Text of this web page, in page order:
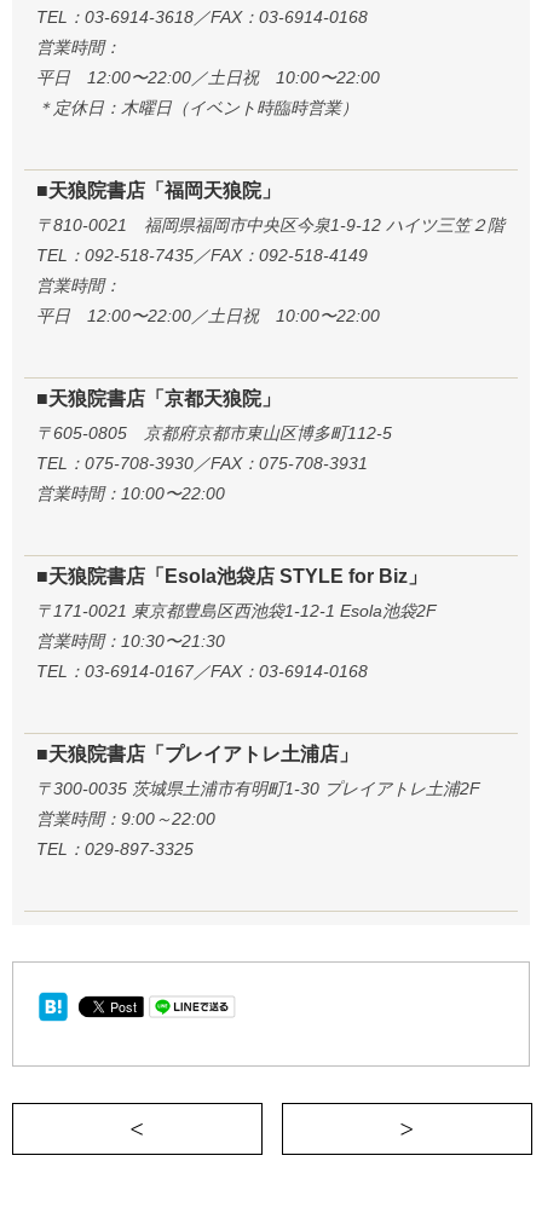
TEL：03-6914-3618／FAX：03-6914-0168
営業時間：
平日 12:00〜22:00／土日祝 10:00〜22:00
＊定休日：木曜日（イベント時臨時営業）
■天狼院書店「福岡天狼院」
〒810-0021 福岡県福岡市中央区今泉1-9-12 ハイツ三笠２階
TEL：092-518-7435／FAX：092-518-4149
営業時間：
平日 12:00〜22:00／土日祝 10:00〜22:00
■天狼院書店「京都天狼院」
〒605-0805 京都府京都市東山区博多町112-5
TEL：075-708-3930／FAX：075-708-3931
営業時間：10:00〜22:00
■天狼院書店「Esola池袋店 STYLE for Biz」
〒171-0021 東京都豊島区西池袋1-12-1 Esola池袋2F
営業時間：10:30〜21:30
TEL：03-6914-0167／FAX：03-6914-0168
■天狼院書店「プレイアトレ土浦店」
〒300-0035 茨城県土浦市有明町1-30 プレイアトレ土浦2F
営業時間：9:00～22:00
TEL：029-897-3325
＜ 最も有意義な一万円の使い方